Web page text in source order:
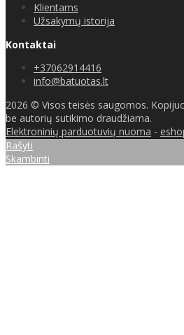
Klientams
Užsakymų istorija
Kontaktai
+37062914416
info@batuotas.lt
2026 © Visos teisės saugomos.
be autorių sutikimo draudžiama.
Elektroninių parduotuvių nuoma -
Rašyti
Skambinti